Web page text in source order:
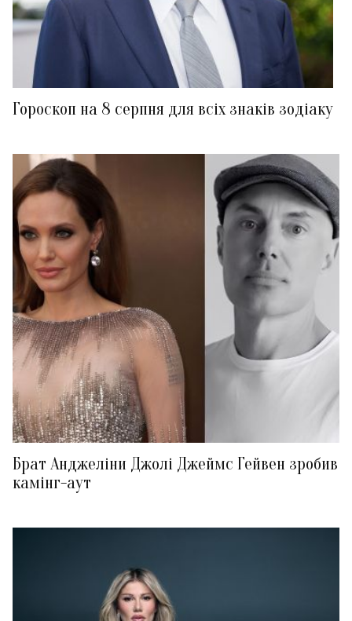
Гороскоп на 8 серпня для всіх знаків зодіаку
Брат Анджеліни Джолі Джеймс Гейвен зробив
камінг-аут